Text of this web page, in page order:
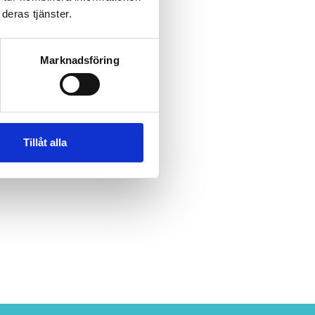
tjänster.
Marknadsföring
Tillåt alla